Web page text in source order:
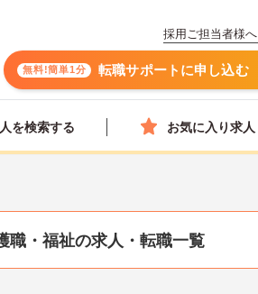
採用ご担当者様へ
無料!簡単1分 転職サポートに申し込む
を検索する お気に入り求人
職・福祉の求人・転職一覧